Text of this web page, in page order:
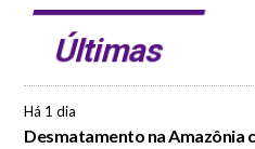
Últimas
Há 1 dia
Desmatamento na Amazônia